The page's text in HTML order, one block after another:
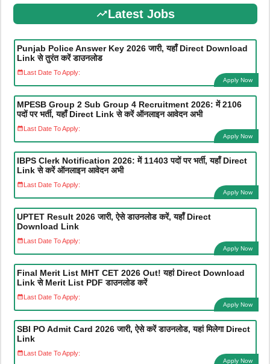
Latest Jobs
Punjab Police Answer Key 2026 जारी, यहाँ Direct Download
Link से तुरंत करें डाउनलोड
Last Date To Apply:
Apply Now
MPESB Group 2 Sub Group 4 Recruitment 2026: में 2106
पदों पर भर्ती, यहाँ Direct Link से करें ऑनलाइन आवेदन अभी
Last Date To Apply:
Apply Now
IBPS Clerk Notification 2026: में 11403 पदों पर भर्ती, यहाँ Direct
Link से करें ऑनलाइन आवेदन अभी
Last Date To Apply:
Apply Now
UPTET Result 2026 जारी, ऐसे डाउनलोड करें, यहाँ Direct
Download Link
Last Date To Apply:
Apply Now
Final Merit List MHT CET 2026 Out! यहां Direct Download
Link से Merit List PDF डाउनलोड करें
Last Date To Apply:
Apply Now
SBI PO Admit Card 2026 जारी, ऐसे करें डाउनलोड, यहां मिलेगा Direct
Link
Last Date To Apply:
Apply Now